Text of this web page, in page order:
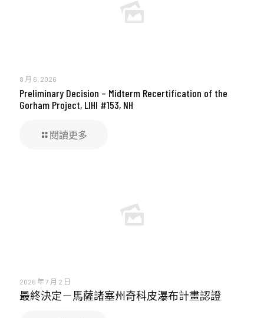
8 月 6, 2026
Preliminary Decision – Midterm Recertification of the
Gorham Project, LIHI #153, NH
閱讀更多
2026 年 7 月 2 日
最終決定－馬薩諸塞州奇科皮瀑布計畫認證